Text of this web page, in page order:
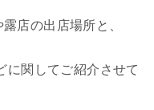
店の出店場所と、
に関してご紹介させて